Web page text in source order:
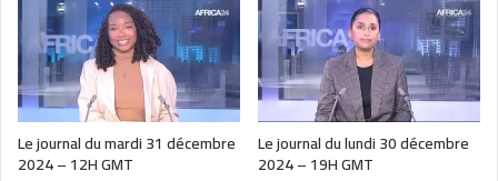
Le journal du mardi 31 décembre
2024 – 12H GMT
Le journal du lundi 30 décembre
2024 – 19H GMT